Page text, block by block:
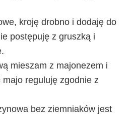
kroję drobno i dodaję do
postępuję z gruszką i
mieszam z majonezem i
reguluję zgodnie z
bez ziemniaków jest